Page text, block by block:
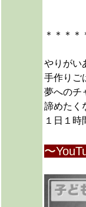
＊＊＊＊
やりがい
手作りご
夢へのチ
諦めたく
１日１時
〜